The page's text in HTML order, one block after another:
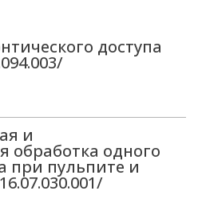
доступа
и
обработка одного
при пульпите и